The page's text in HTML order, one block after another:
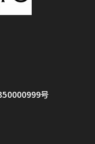
号